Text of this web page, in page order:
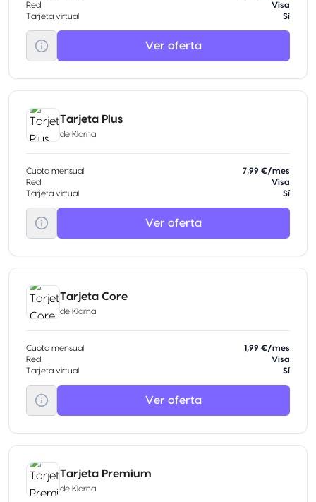
Red
Visa
Tarjeta virtual
Sí
Ver oferta
Tarjeta Plus
de Klarna
Cuota mensual
7,99 €/mes
Red
Visa
Tarjeta virtual
Sí
Ver oferta
Tarjeta Core
de Klarna
Cuota mensual
1,99 €/mes
Red
Visa
Tarjeta virtual
Sí
Ver oferta
Tarjeta Premium
de Klarna